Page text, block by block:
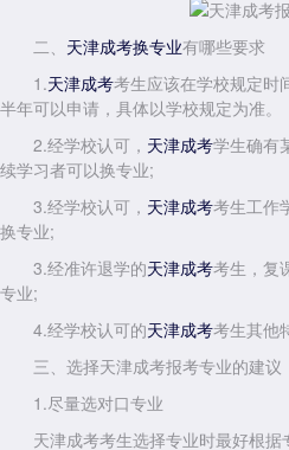
二、 天津成考换专业有哪些要求
1.天津成考考生应该在学校规定时
半年可以申请，具体以学校规定为准。
2.经学校认可， 天津成考学生确有
续学习者可以换专业;
3.经学校认可， 天津成考考生工作
换专业;
3.经准许退学的天津成考考生，复
专业;
4.经学校认可的天津成考考生其他
三、选择天津成考报考专业的建议
1.尽量选对口专业
天津成考考生选择专业时最好根据